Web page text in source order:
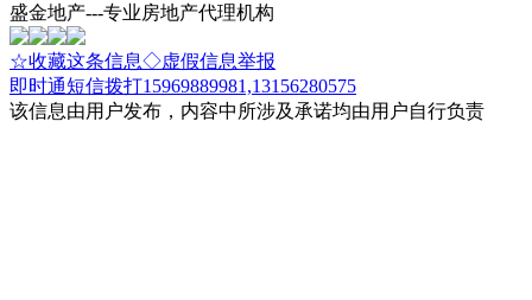
盛金地产---专业房地产代理机构
☆收藏这条信息◇虚假信息举报
即时通短信拨打15969889981,13156280575
该信息由用户发布，内容中所涉及承诺均由用户自行负责